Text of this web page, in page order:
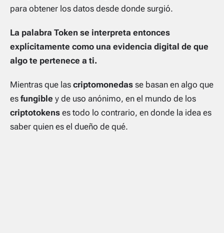
para obtener los datos desde donde surgió.
La palabra Token se interpreta entonces
explícitamente como una evidencia digital de que
algo te pertenece a ti.
Mientras que las criptomonedas se basan en algo que
es fungible y de uso anónimo, en el mundo de los
criptotokens es todo lo contrario, en donde la idea es
saber quien es el dueño de qué.